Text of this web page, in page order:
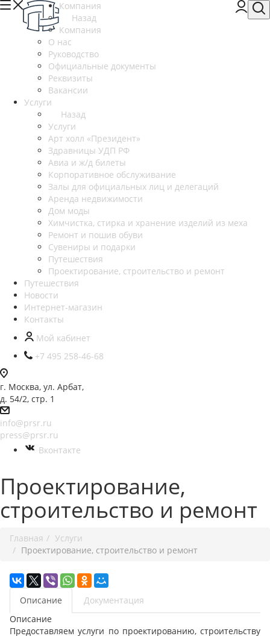
Компания
Назад
Компания
О нас
Руководство
Официальные документы
Реквизиты
Вакансии
Услуги
Назад
Услуги
Арт холл «Президент»
Здравницы УДП РФ
Авиа и ж/д билеты
Корпоративное обслуживание
Залы для официальных лиц и делегаций
Аренда недвижимости
Дом моды
Химчистка, стирка и хранение изделий из меха
Ремонт и пошив обуви
Сувениры и подарки
Путешествия
Проектирование, строительство и ремонт
Путешествия
Новости
Интернет-магазин
Контакты
Мой кабинет
+7 495 258-46-68
г. Москва, ул. Арбат,
д. 54/2, стр. 1
info@prsr.ru
press@prsr.ru
Вконтакте
Проектирование,
строительство и ремонт
Главная
Услуги
Проектирование, строительство и ремонт
Описание
Документация
Описание
Предоставляем услуги по проектированию, строительству